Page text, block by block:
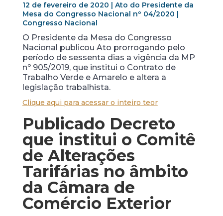
12 de fevereiro de 2020 | Ato do Presidente da
Mesa do Congresso Nacional nº 04/2020 |
Congresso Nacional
O Presidente da Mesa do Congresso
Nacional publicou Ato prorrogando pelo
período de sessenta dias a vigência da MP
nº 905/2019, que institui o Contrato de
Trabalho Verde e Amarelo e altera a
legislação trabalhista.
Clique aqui para acessar o inteiro teor
Publicado Decreto
que institui o Comitê
de Alterações
Tarifárias no âmbito
da Câmara de
Comércio Exterior